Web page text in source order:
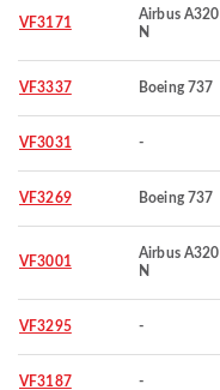
VF3171
Airbus A320
N
VF3337 Boeing 737
VF3031 -
VF3269 Boeing 737
VF3001
Airbus A320
N
VF3295 -
VF3187 -